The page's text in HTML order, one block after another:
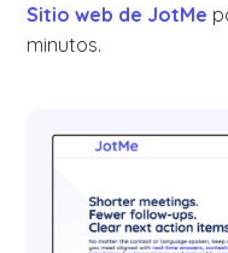
Sitio web de JotMe
minutos.